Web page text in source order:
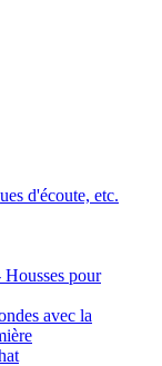
d'écoute, etc.
Housses pour
avec la